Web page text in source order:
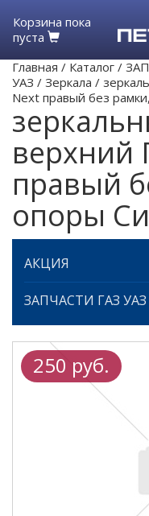
Корзина пока
пуста
Главная / Каталог /
УАЗ / Зеркала /
Next правый без
верхний
правый
опоры
АКЦИЯ
ЗАПЧАСТИ ГАЗ УАЗ
250 руб.